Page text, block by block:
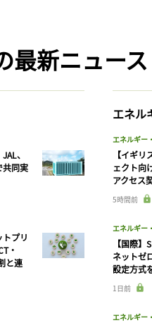
最新ニュース
、
共同実
トプリ
・
と連
エネル
エネルギー
【イギ
ェクト向
アクセス
5時間前
エネルギー
【国際
ネットゼ
設定方式
1日前
エネルギー